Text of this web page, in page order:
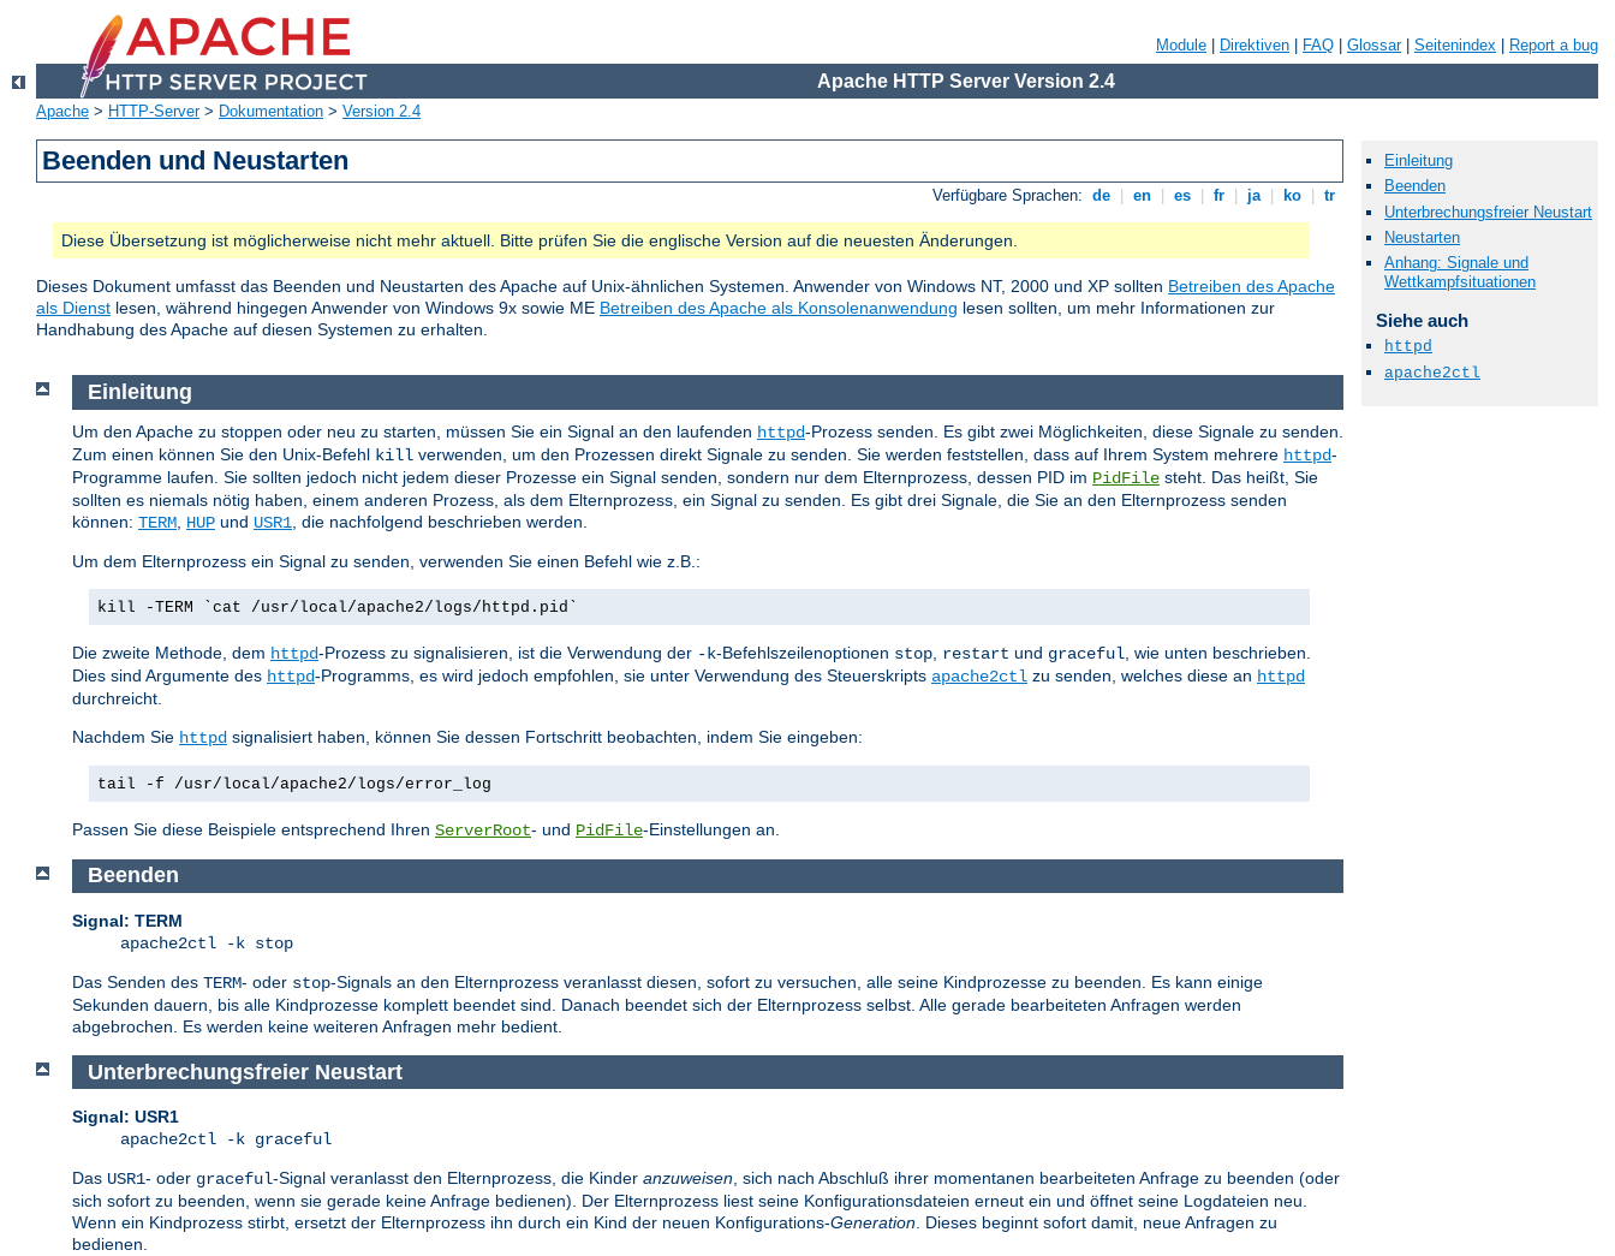
Module Direktiven FAQ Glossar| Seitenindex Report a bug
Apache HTTP Server Version 2.4
Apache > HTTP-Server> Dokumentation > Version 2.4
Beenden und Neustarten
Verfügbare Sprachen: de en es fr ja ko tr
Diese Übersetzung ist möglicherweise nicht mehr aktuell. Bitte prüfen Sie die englische Version auf die neuesten Änderungen.
Dieses Dokument umfasst das Beenden und Neustarten des Apache auf Unix-ähnlichen Systemen. Anwender von Windows NT, 2000 und XP sollten Betreiben des Apache
als Dienst lesen, während hingegen Anwender von Windows 9x sowie ME Betreiben des Apache als Konsolenanwendung lesen sollten, um mehr Informationen zur
Handhabung des Apache auf diesen Systemen zu erhalten.
Einleitung
Um den Apache zu stoppen oder neu zu starten, müssen Sie ein Signal an den laufenden httpd-Prozess senden. Es gibt zwei Möglichkeiten, diese Signale zu senden.
Zum einen können Sie den Unix-Befehl kill verwenden, um den Prozessen direkt Signale zu senden. Sie werden feststellen, dass auf Ihrem System mehrere httpd-
Programme laufen. Sie sollten jedoch nicht jedem dieser Prozesse ein Signal senden, sondern nur dem Elternprozess, dessen PID im PidFile steht. Das heißt, Sie
sollten es niemals nötig haben, einem anderen Prozess, als dem Elternprozess, ein Signal zu senden. Es gibt drei Signale, die Sie an den Elternprozess senden
können: TERM HUP und USR1 , die nachfolgend beschrieben werden.
Um dem Elternprozess ein Signal zu senden, verwenden Sie einen Befehl wie z.B.:
kill -TERM `cat /usr/local/apache2/logs/httpd.pid`
Die zweite Methode, dem httpd-Prozess zu signalisieren, ist die Verwendung der -k-Befehlszeilenoptionen stop restart und graceful , wie unten beschrieben.
Dies sind Argumente des httpd-Programms, es wird jedoch empfohlen, sie unter Verwendung des Steuerskripts apache2ctl zu senden, welches diese an httpd
durchreicht.
Nachdem Sie httpd signalisiert haben, können Sie dessen Fortschritt beobachten, indem Sie eingeben:
tail -f /usr/local/apache2/logs/error_log
Passen Sie diese Beispiele entsprechend Ihren ServerRoot- und PidFile-Einstellungen an.
Beenden
Signal: TERM
apache2ctl -k stop
Das Senden des TERM- oder stop-Signals an den Elternprozess veranlasst diesen, sofort zu versuchen, alle seine Kindprozesse zu beenden. Es kann einige
Sekunden dauern, bis alle Kindprozesse komplett beendet sind. Danach beendet sich der Elternprozess selbst. Alle gerade bearbeiteten Anfragen werden
abgebrochen. Es werden keine weiteren Anfragen mehr bedient.
Unterbrechungsfreier Neustart
Signal: USR1
apache2ctl -k graceful
Das USR1- oder graceful-Signal veranlasst den Elternprozess, die Kinder anzuweisen, sich nach Abschluß ihrer momentanen bearbeiteten Anfrage zu beenden (oder
sich sofort zu beenden, wenn sie gerade keine Anfrage bedienen). Der Elternprozess liest seine Konfigurationsdateien erneut ein und öffnet seine Logdateien neu.
Wenn ein Kindprozess stirbt, ersetzt der Elternprozess ihn durch ein Kind der neuen Konfigurations-Generation. Dieses beginnt sofort damit, neue Anfragen zu
bedienen.
Einleitung
Beenden
Unterbrechungsfreier Neustart
Neustarten
Anhang: Signale und
Wettkampfsituationen
Siehe auch
httpd
apache2ctl